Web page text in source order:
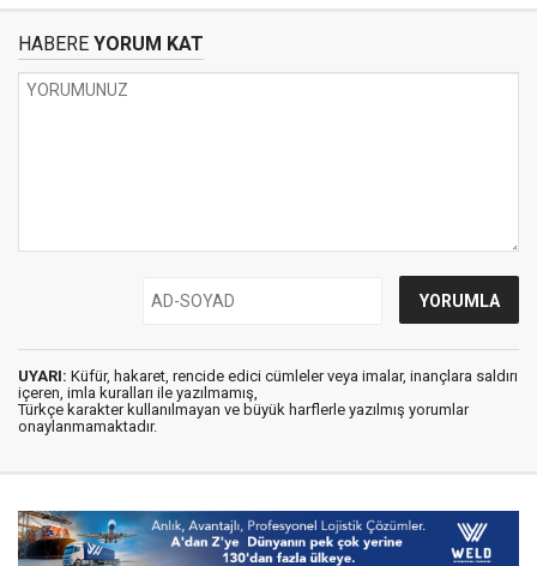
HABERE YORUM KAT
UYARI: Küfür, hakaret, rencide edici cümleler veya imalar, inançlara saldırı
içeren, imla kuralları ile yazılmamış,
Türkçe karakter kullanılmayan ve büyük harflerle yazılmış yorumlar
onaylanmamaktadır.